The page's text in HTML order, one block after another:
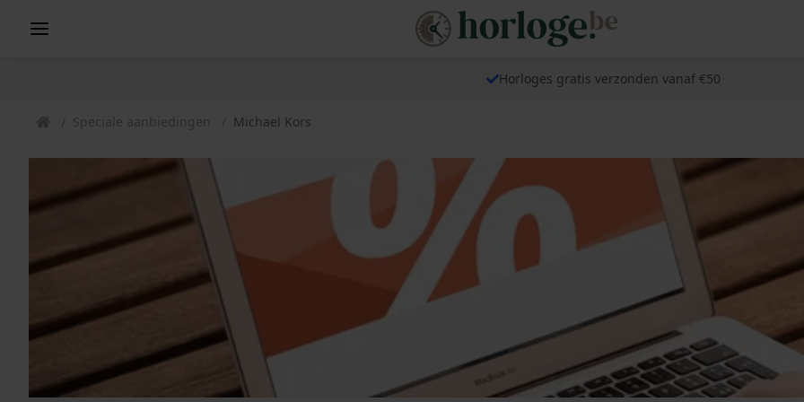
Horloges gratis verzonden vanaf €50
Speciale aanbiedingen Michael Kors